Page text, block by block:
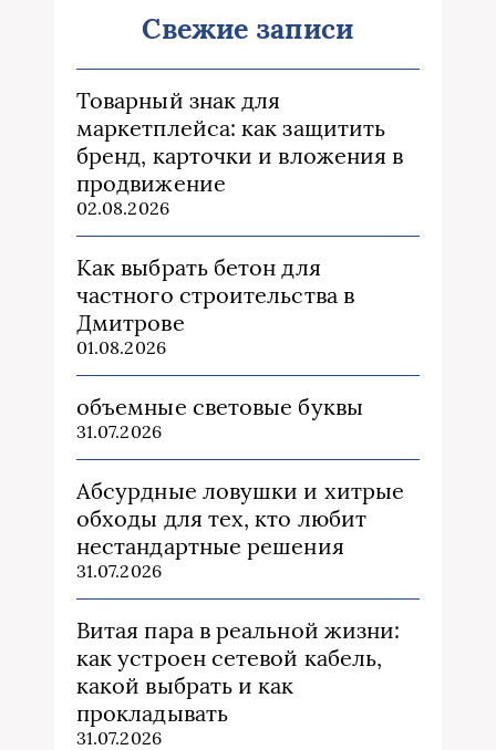
Свежие записи
Товарный знак для
маркетплейса: как защитить
бренд, карточки и вложения в
продвижение
02.08.2026
Как выбрать бетон для
частного строительства в
Дмитрове
01.08.2026
объемные световые буквы
31.07.2026
Абсурдные ловушки и хитрые
обходы для тех, кто любит
нестандартные решения
31.07.2026
Витая пара в реальной жизни:
как устроен сетевой кабель,
какой выбрать и как
прокладывать
31.07.2026